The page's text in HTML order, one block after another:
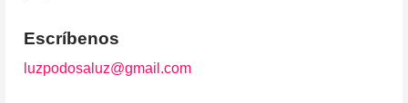
Escríbenos
luzpodosaluz@gmail.com